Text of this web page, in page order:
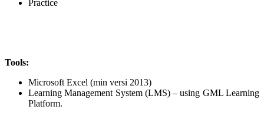
Practice
Tools:
Microsoft Excel (min versi 2013)
Learning Management System (LMS) – using GML Learning
Platform.